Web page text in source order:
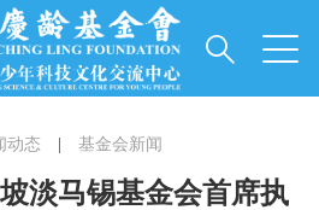
动态 基金会新闻
淡马锡基金会首席执